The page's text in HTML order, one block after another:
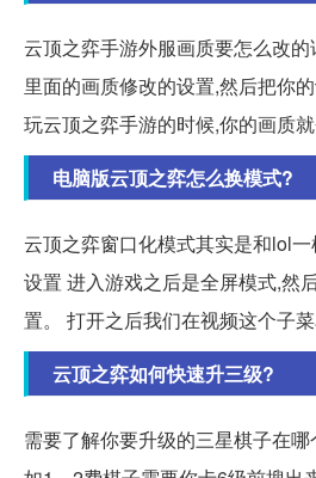
云顶之弈手游外服画质要怎么改
里面的画质修改的设置,然后把你
玩云顶之弈手游的时候,你的画质就
电脑版云顶之弈怎么换模式?
云顶之弈窗口化模式其实是和lol
设置 进入游戏之后是全屏模式,然
置。 打开之后我们在视频这个子菜
云顶之弈如何快速升三级?
需要了解你要升级的三星棋子在